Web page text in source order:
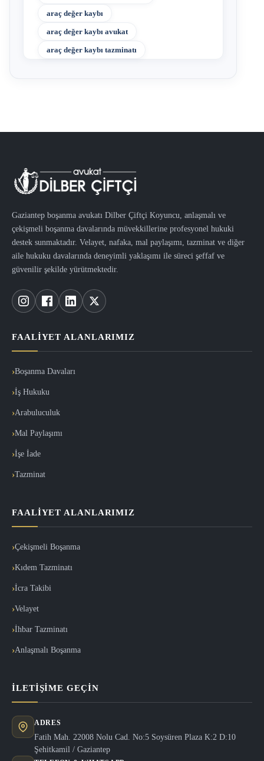
araç değer kaybı
araç değer kaybı avukat
araç değer kaybı tazminatı
Gaziantep boşanma avukatı Dilber Çiftçi Koyuncu, anlaşmalı ve
çekişmeli boşanma davalarında müvekkillerine profesyonel hukuki
destek sunmaktadır. Velayet, nafaka, mal paylaşımı, tazminat ve diğer
aile hukuku davalarında deneyimli yaklaşımı ile süreci şeffaf ve
güvenilir şekilde yürütmektedir.
FAALIYET ALANLARIMIZ
Boşanma Davaları
İş Hukuku
Arabuluculuk
Mal Paylaşımı
İşe İade
Tazminat
FAALIYET ALANLARIMIZ
Çekişmeli Boşanma
Kıdem Tazminatı
İcra Takibi
Velayet
İhbar Tazminatı
Anlaşmalı Boşanma
İLETIŞIME GEÇIN
ADRES
Fatih Mah. 22008 Nolu Cad. No:5 Soysüren Plaza K:2 D:10
Şehitkamil / Gaziantep